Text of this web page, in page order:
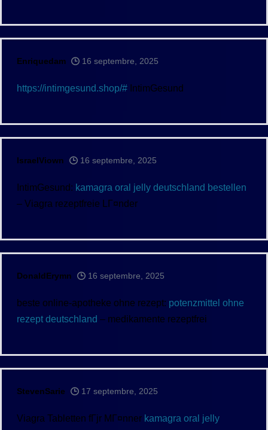
Enriquedam 16 septembre, 2025
https://intimgesund.shop/# IntimGesund
IsraelViown 16 septembre, 2025
IntimGesund: kamagra oral jelly deutschland bestellen
– Viagra rezeptfreie LГ¤nder
DonaldErymn 16 septembre, 2025
beste online-apotheke ohne rezept: potenzmittel ohne
rezept deutschland – medikamente rezeptfrei
StevenSarie 17 septembre, 2025
Viagra Tabletten fГјr MГ¤nner kamagra oral jelly